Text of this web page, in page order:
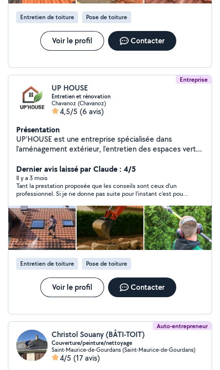
Entretien de toiture Pose de toiture
Voir le profil Contacter
Entreprise
UP HOUSE
Entretien et rénovation
Chavanoz (Chavanoz)
4,5/5 (6 avis)
Présentation
UP'HOUSE est une entreprise spécialisée dans
l'aménagement extérieur, l'entretien des espaces verts
auprès des particuliers pour des prestations complètes
et maîtrisées : Entretien des espaces verts : tonte,
débroussaillage, taille, élagage, abattage, remise en
état de jardin. Terrassement & enrochement : création
ou reprise de chemins, nivellement, tranchées,
stabilisation et soutènement. Clôtures &
aménagements extérieurs : pose de grillage, piquets,
finitions et petits travaux de maçonnerie extérieure.
Nettoyage haute pression : façades, terrasses, murs,
allées, dalles. Entretien de toiture : démoussage,
nettoyage, traitement préventif.
Dernier avis laissé par Claude : 4/5
Il y a 3 mois
Tant la prestation proposée que les conseils sont ceux d'un
professionnel. Si je ne donne pas suite pour l'instant c'est pour
Entretien de toiture Pose de toiture
Voir le profil Contacter
Auto-entrepreneur
Christol Souany (BÂTI-TOIT)
Couverture/peinture/nettoyage
Saint-Maurice-de-Gourdans (Saint-Maurice-de-Gourdans)
4/5 (17 avis)